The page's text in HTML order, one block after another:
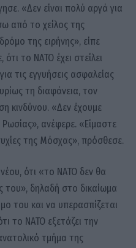
«Δεν είναι πολύ αργά για
από το χείλος της
της ειρήνης», είπε
το ΝΑΤΟ έχει στείλει
τις εγγυήσεις ασφαλείας
τη διαφάνεια, τον
κινδύνου. «Δεν έχουμε
ανέφερε. «Είμαστε
της Μόσχας», πρόσθεσε.
ότι «το ΝΑΤΟ δεν θα
του», δηλαδή στο δικαίωμα
του και να υπερασπίζεται
το ΝΑΤΟ εξετάζει την
τμήμα της